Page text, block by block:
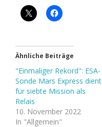
Ähnliche Beiträge
"Einmaliger Rekord": ESA-
Sonde Mars Express dient
für siebte Mission als
Relais
10. November 2022
In "Allgemein"